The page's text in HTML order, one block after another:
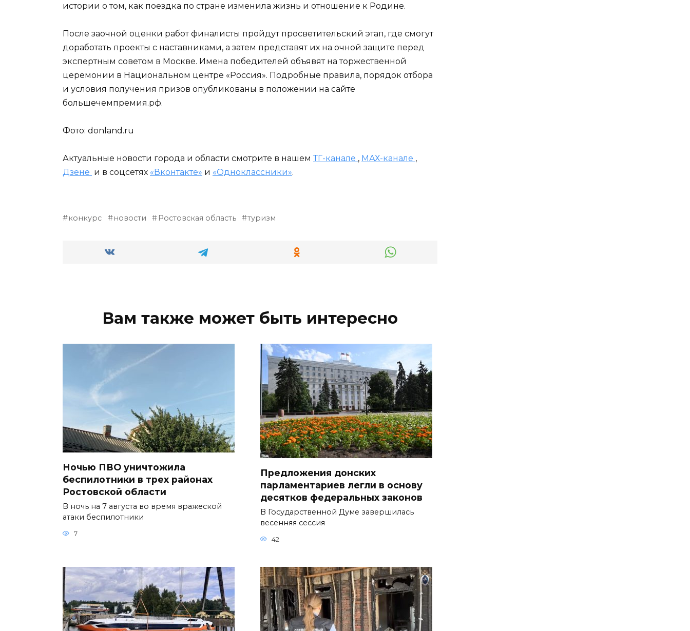
истории о том, как поездка по стране изменила жизнь и отношение к Родине.
После заочной оценки работ финалисты пройдут просветительский этап, где смогут
доработать проекты с наставниками, а затем представят их на очной защите перед
экспертным советом в Москве. Имена победителей объявят на торжественной
церемонии в Национальном центре «Россия». Подробные правила, порядок отбора
и условия получения призов опубликованы в положении на сайте
большечемпремия.рф.
Фото: donland.ru
Актуальные новости города и области смотрите в нашем ТГ-канале , МАХ-канале ,
Дзене и в соцсетях «Вконтакте» и «Одноклассники».
конкурс новости Ростовская область туризм
Вам также может быть интересно
Ночью ПВО уничтожила
беспилотники в трех районах
Ростовской области
В ночь на 7 августа во время вражеской
атаки беспилотники
7
Предложения донских
парламентариев легли в основу
десятков федеральных законов
В Государственной Думе завершилась
весенняя сессия
42